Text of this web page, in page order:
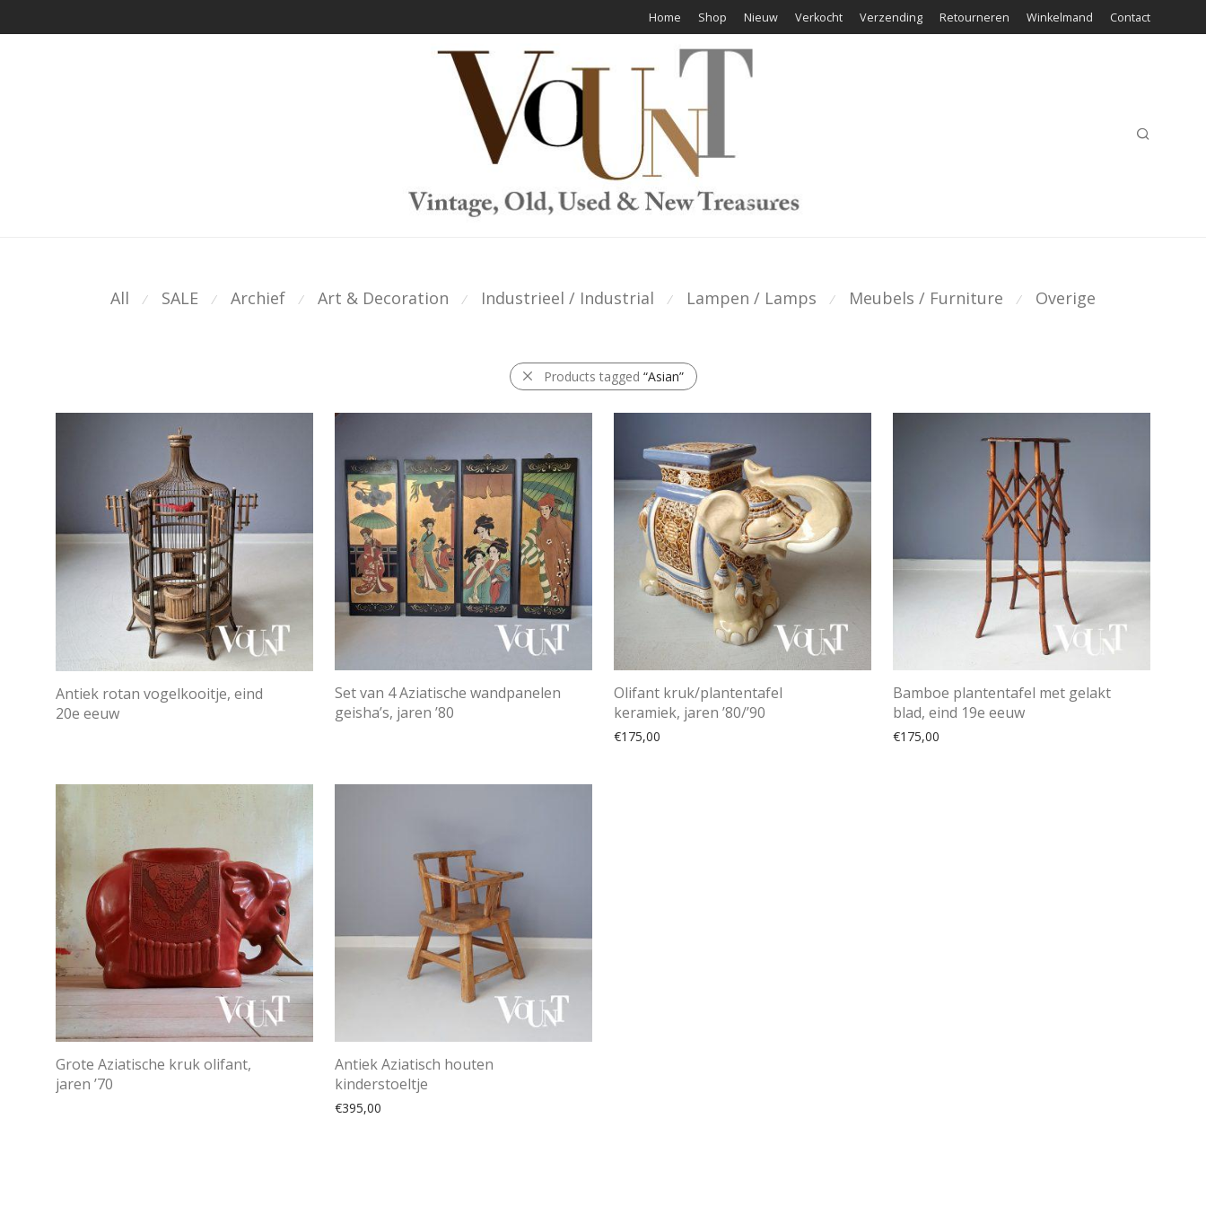
Home Shop Nieuw Verkocht Verzending Retourneren Winkelmand Contact
All ⁄ SALE ⁄ Archief ⁄ Art & Decoration ⁄ Industrieel / Industrial ⁄ Lampen / Lamps ⁄ Meubels / Furniture ⁄ Overige
Products tagged “Asian”
Antiek rotan vogelkooitje, eind
20e eeuw
Set van 4 Aziatische wandpanelen
geisha’s, jaren ’80
Olifant kruk/plantentafel
keramiek, jaren ’80/’90
€175,00
Bamboe plantentafel met gelakt
blad, eind 19e eeuw
€175,00
Grote Aziatische kruk olifant,
jaren ’70
Antiek Aziatisch houten
kinderstoeltje
€395,00